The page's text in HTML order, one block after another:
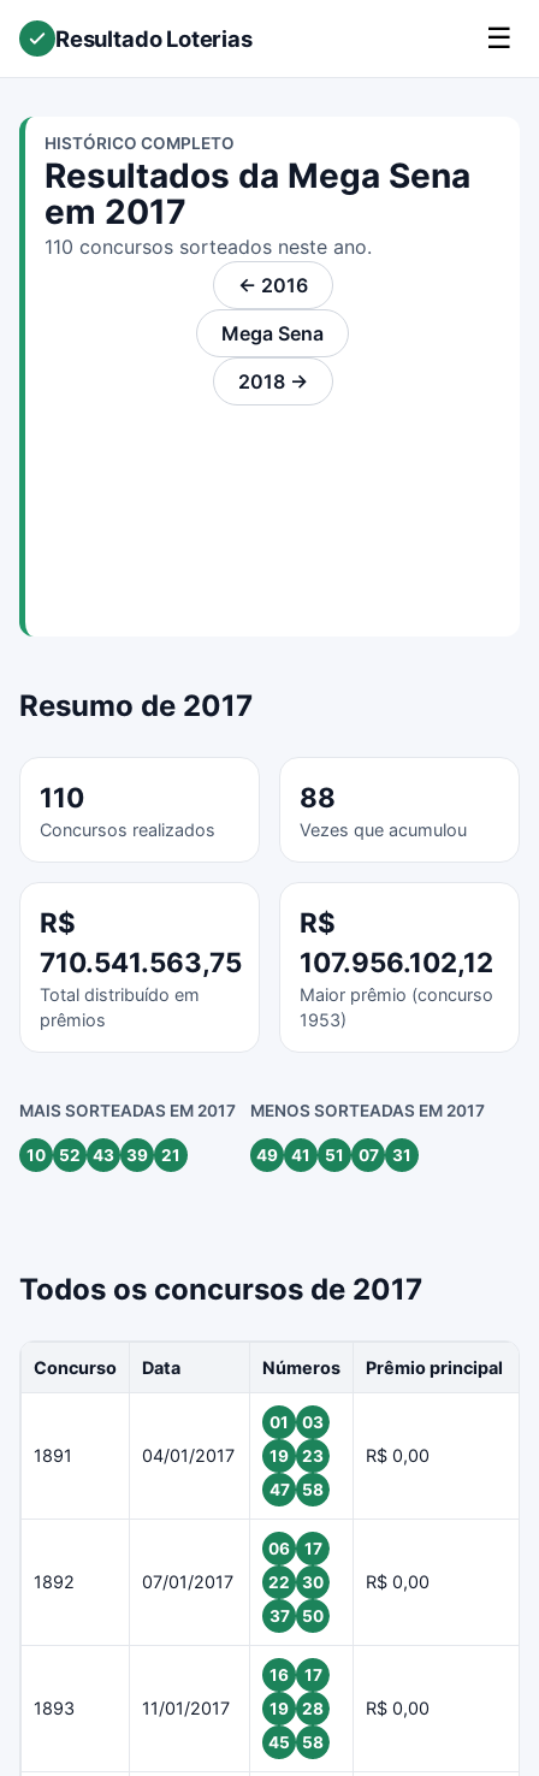
Resultado Loterias ☰
HISTÓRICO COMPLETO
Resultados da Mega Sena
em 2017
110 concursos sorteados neste ano.
← 2016
Mega Sena
2018 →
Resumo de 2017
110
Concursos realizados
88
Vezes que acumulou
R$
710.541.563,75
Total distribuído em
prêmios
R$
107.956.102,12
Maior prêmio (concurso
1953)
MAIS SORTEADAS EM 2017
10 52 43 39 21
MENOS SORTEADAS EM 2017
49 41 51 07 31
Todos os concursos de 2017
Concurso Data Números Prêmio principal
1891 04/01/2017
01
03
19
23
47
58
R$ 0,00
1892 07/01/2017
06
17
22
30
37
50
R$ 0,00
1893 11/01/2017
16
17
19
28
45
58
R$ 0,00